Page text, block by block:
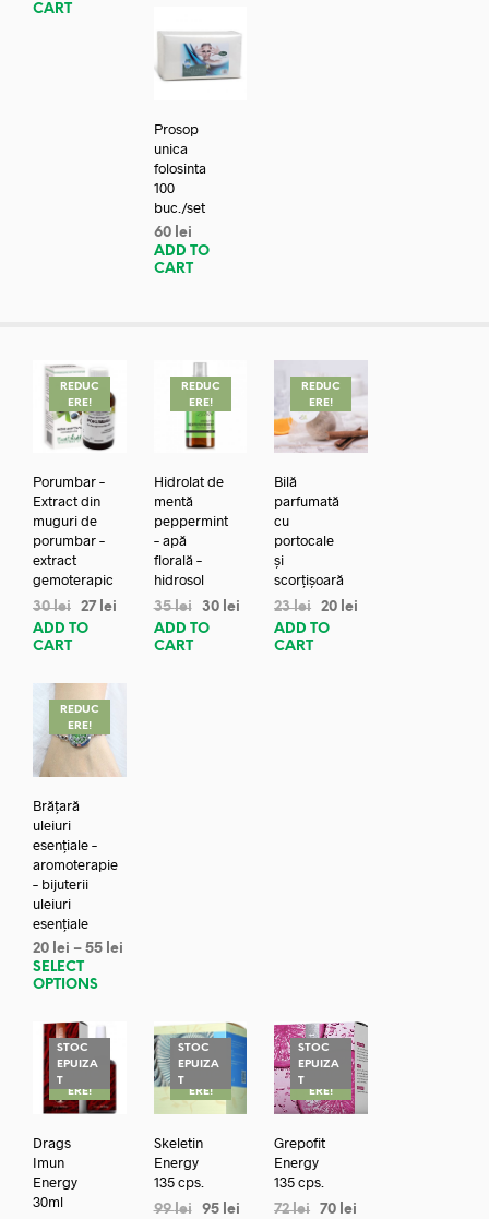
CART
Prosop
unica
folosinta
100
buc./set
60 lei
ADD TO
CART
REDUC
ERE!
Porumbar –
Extract din
muguri de
porumbar –
extract
gemoterapic
30lei 27 lei
ADD TO
CART
REDUC
ERE!
Hidrolat de
mentă
peppermint
– apă
florală –
hidrosol
35lei 30 lei
ADD TO
CART
REDUC
ERE!
Bilă
parfumată
cu
portocale
și
scorțișoară
23lei 20 lei
ADD TO
CART
REDUC
ERE!
Brățară
uleiuri
esențiale –
aromoterapie
– bijuterii
uleiuri
esențiale
20 lei – 55 lei
SELECT
OPTIONS
STOC
EPUIZA
TREDUC
ERE!
Drags
Imun
Energy
30ml
STOC
EPUIZA
TREDUC
ERE!
Skeletin
Energy
135 cps.
99lei 95 lei
STOC
EPUIZA
TREDUC
ERE!
Grepofit
Energy
135 cps.
72lei 70 lei